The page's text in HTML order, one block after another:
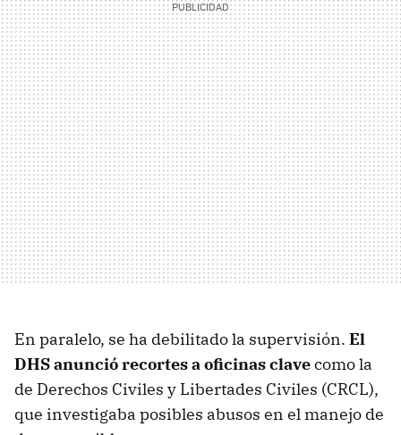
En paralelo, se ha debilitado la supervisión. El
DHS anunció recortes a oficinas clavecomo la
de Derechos Civiles y Libertades Civiles (CRCL),
que investigaba posibles abusos en el manejo de